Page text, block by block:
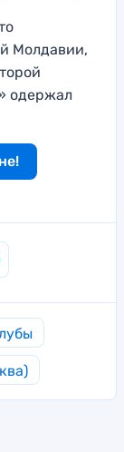
Молдавии,
одержал